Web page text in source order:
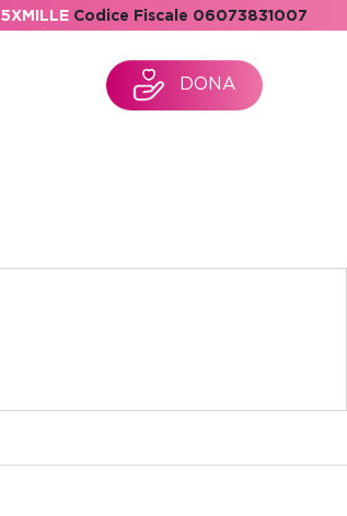
5XMILLE Codice Fiscale 06073831007
DONA